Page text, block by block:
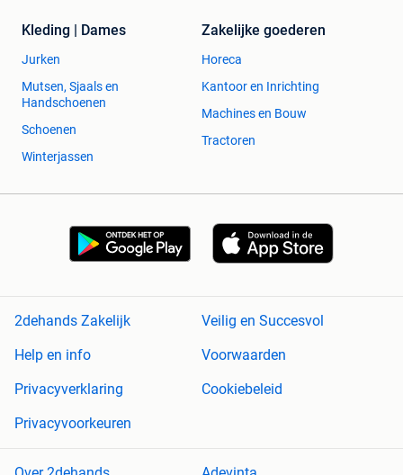
Kleding | Dames
Jurken
Mutsen, Sjaals en
Handschoenen
Schoenen
Winterjassen
Zakelijke goederen
Horeca
Kantoor en Inrichting
Machines en Bouw
Tractoren
2dehands Zakelijk
Veilig en Succesvol
Help en info
Voorwaarden
Privacyverklaring
Cookiebeleid
Privacyvoorkeuren